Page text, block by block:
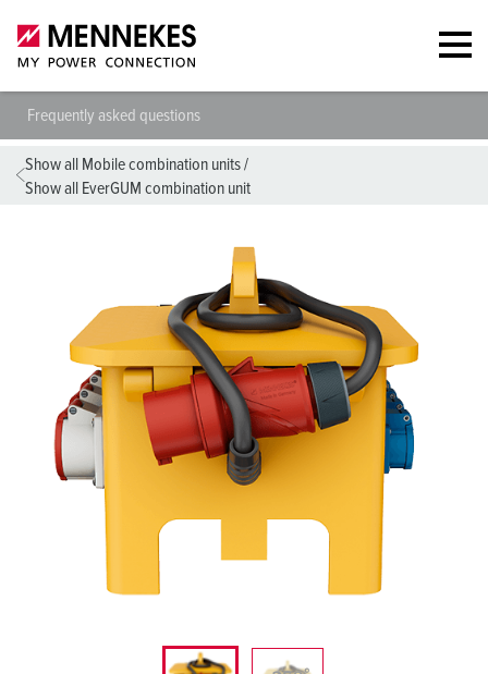
Frequently asked questions
Show all Mobile combination units/
Show all EverGUM combination unit